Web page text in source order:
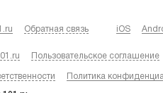
Обратная связь iOS
Пользовательское соглашение
Политика